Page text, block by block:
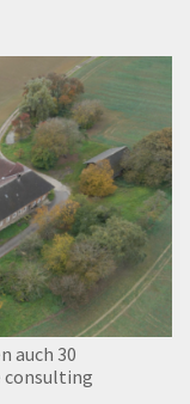
auch 30
consulting